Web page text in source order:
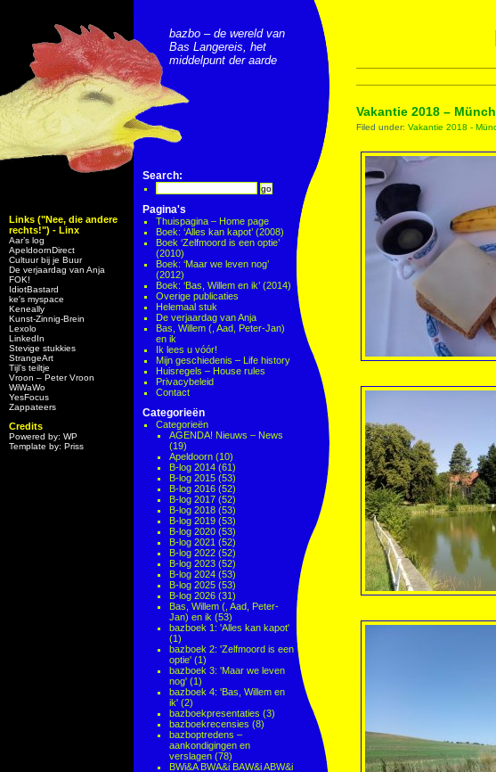
Links ("Nee, die andere
rechts!") - Linx
Aar’s log
ApeldoornDirect
Cultuur bij je Buur
De verjaardag van Anja
FOK!
IdiotBastard
ke's myspace
Keneally
Kunst-Zinnig-Brein
Lexolo
LinkedIn
Stevige stukkies
StrangeArt
Tijl’s teiltje
Vroon – Peter Vroon
WiWaWo
YesFocus
Zappateers
Credits
Powered by: WP
Template by: Priss
bazbo – de wereld van
Bas Langereis, het
middelpunt der aarde
Search:
Pagina's
Thuispagina – Home page
Boek: ‘Alles kan kapot’ (2008)
Boek ‘Zelfmoord is een optie’
(2010)
Boek: ‘Maar we leven nog’
(2012)
Boek: ‘Bas, Willem en ik’ (2014)
Overige publicaties
Helemaal stuk
De verjaardag van Anja
Bas, Willem (, Aad, Peter-Jan)
en ik
Ik lees u vóór!
Mijn geschiedenis – Life history
Huisregels – House rules
Privacybeleid
Contact
Categorieën
Categorieën
AGENDA! Nieuws – News
(19)
Apeldoorn (10)
B-log 2014 (61)
B-log 2015 (53)
B-log 2016 (52)
B-log 2017 (52)
B-log 2018 (53)
B-log 2019 (53)
B-log 2020 (53)
B-log 2021 (52)
B-log 2022 (52)
B-log 2023 (52)
B-log 2024 (53)
B-log 2025 (53)
B-log 2026 (31)
Bas, Willem (, Aad, Peter-
Jan) en ik (53)
bazboek 1: 'Alles kan kapot'
(1)
bazboek 2: 'Zelfmoord is een
optie' (1)
bazboek 3: 'Maar we leven
nog' (1)
bazboek 4: 'Bas, Willem en
ik' (2)
bazboekpresentaties (3)
bazboekrecensies (8)
bazboptredens –
aankondigingen en
verslagen (78)
BWi&A BWA&i BAW&i ABW&i
Vakantie 2018 –
Filed under: Vakantie 2018 -